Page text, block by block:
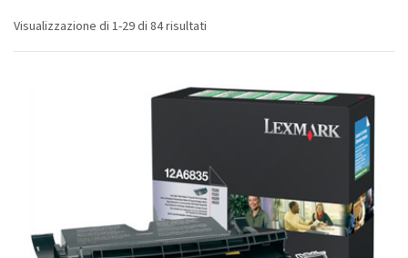
Visualizzazione di 1-29 di 84 risultati